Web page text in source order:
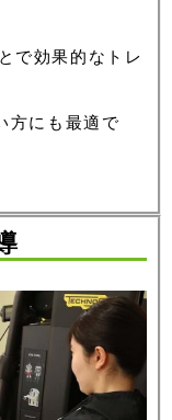
で効果的なトレ
方にも最適で